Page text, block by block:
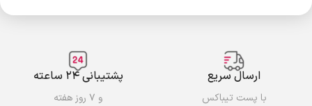
ارسال سریع
با پست تیباکس
پشتیبانی ۲۴ ساعته
و ۷ روز هفته